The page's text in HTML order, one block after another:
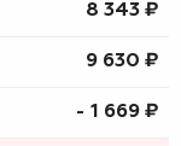
8 343 ₷
9 630 ₷
- 1 669 ₷